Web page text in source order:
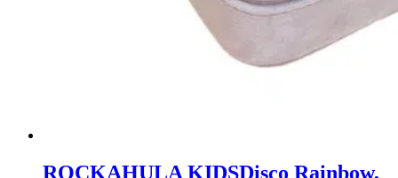
ROCKAHULA KIDSDisco Rainbow,